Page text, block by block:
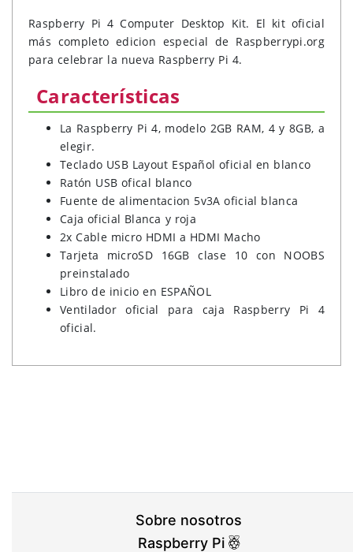
Raspberry Pi 4 Computer Desktop Kit. El kit oficial
más completo edicion especial de Raspberrypi.org
para celebrar la nueva Raspberry Pi 4.
Características
La Raspberry Pi 4, modelo 2GB RAM, 4 y 8GB, a
elegir.
Teclado USB Layout Español oficial en blanco
Ratón USB ofical blanco
Fuente de alimentacion 5v3A oficial blanca
Caja oficial Blanca y roja
2x Cable micro HDMI a HDMI Macho
Tarjeta microSD 16GB clase 10 con NOOBS
preinstalado
Libro de inicio en ESPAÑOL
Ventilador oficial para caja Raspberry Pi 4
oficial.
Sobre nosotros
Raspberry Pi